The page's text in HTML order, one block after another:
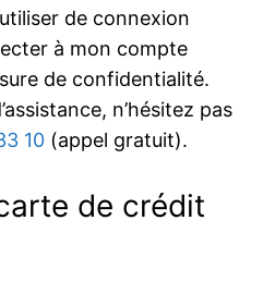
de connexion
à mon compte
de confidentialité.
n’hésitez pas
10 (appel gratuit).
de crédit